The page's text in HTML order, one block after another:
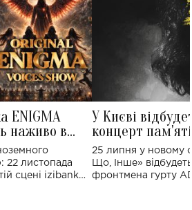
ENIGMA
наживо в
концерт
22 листопада
сцені izibank
У Києві
концерт
Клименка:
виконають
25 липня у новому
Що, Інше»
фронтмена гурту